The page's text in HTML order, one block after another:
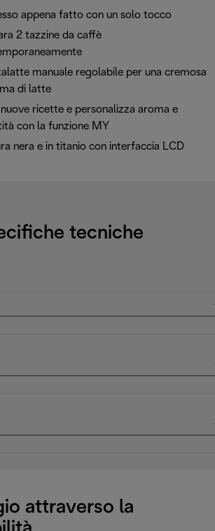
appena fatto con un solo tocco
2 tazzine da caffè
manuale regolabile per una cremosa
di latte
ricette e personalizza aroma e
con la funzione MY
nera e in titanio con interfaccia LCD
tecniche
attraverso la